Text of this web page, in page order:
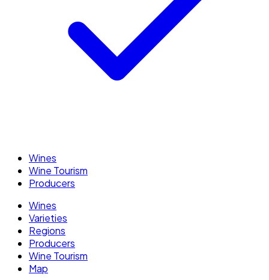
Wines
Wine Tourism
Producers
Wines
Varieties
Regions
Producers
Wine Tourism
Map